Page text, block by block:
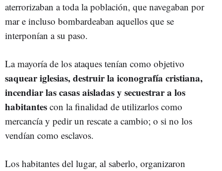
aterrorizaban a toda la población, que navegaban por
mar e incluso bombardeaban aquellos que se
interponían a su paso.
La mayoría de los ataques tenían como objetivo
saquear iglesias, destruir la iconografía cristiana,
incendiar las casas aisladas y secuestrar a los
habitantes con la finalidad de utilizarlos como
mercancía y pedir un rescate a cambio; o si no los
vendían como esclavos.
Los habitantes del lugar, al saberlo, organizaron